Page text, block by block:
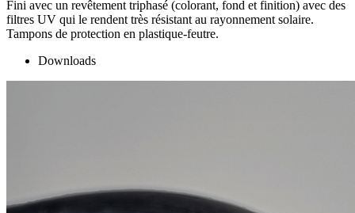
Fini avec un revêtement triphasé (colorant, fond et finition) avec des
filtres UV qui le rendent très résistant au rayonnement solaire.
Tampons de protection en plastique-feutre.
Downloads